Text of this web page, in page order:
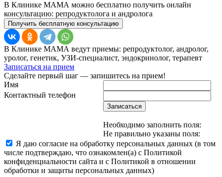
В Клинике МАМА можно бесплатно получить онлайн
консультацию: репродуктолога и андролога
Получить бесплатную консультацию
В Клинике МАМА ведут приемы: репродуктолог, андролог,
уролог, генетик, УЗИ-специалист, эндокринолог, терапевт
Записаться на прием
Сделайте первый шаг — запишитесь на прием!
Имя
Контактный телефон
Записаться
Необходимо заполнить поля:
Не правильно указаны поля:
Я даю согласие на обработку персональных данных (в том
числе подтверждаю, что ознакомлен(а) с Политикой
конфиденциальности сайта и с Политикой в отношении
обработки и защиты персональных данных)